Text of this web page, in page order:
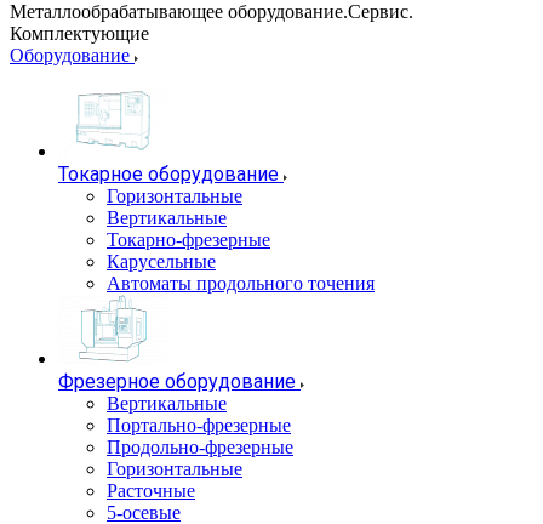
Металлообрабатывающее оборудование.Сервис.
Комплектующие
Оборудование
Токарное оборудование
Горизонтальные
Вертикальные
Токарно-фрезерные
Карусельные
Автоматы продольного точения
Фрезерное оборудование
Вертикальные
Портально-фрезерные
Продольно-фрезерные
Горизонтальные
Расточные
5-осевые